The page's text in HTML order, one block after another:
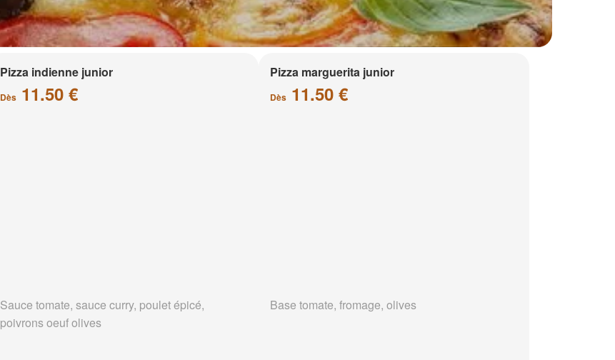
Pizza indienne junior
Dès11.50 €
Sauce tomate, sauce curry, poulet épicé,
poivrons oeuf olives
Pizza marguerita junior
Dès 11.50 €
Base tomate, fromage, olives